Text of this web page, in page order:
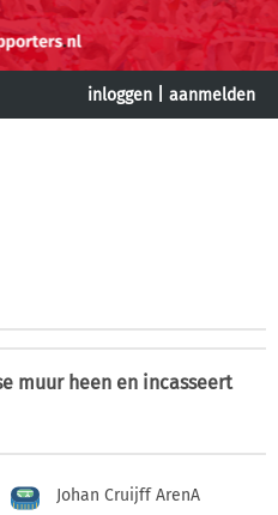
inloggen aanmelden
muur heen en incasseert
Johan Cruijff ArenA